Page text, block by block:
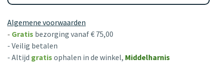
Algemene voorwaarden
- Gratis bezorging vanaf € 75,00
- Veilig betalen
- Altijd gratis ophalen in de winkel, Middelharnis